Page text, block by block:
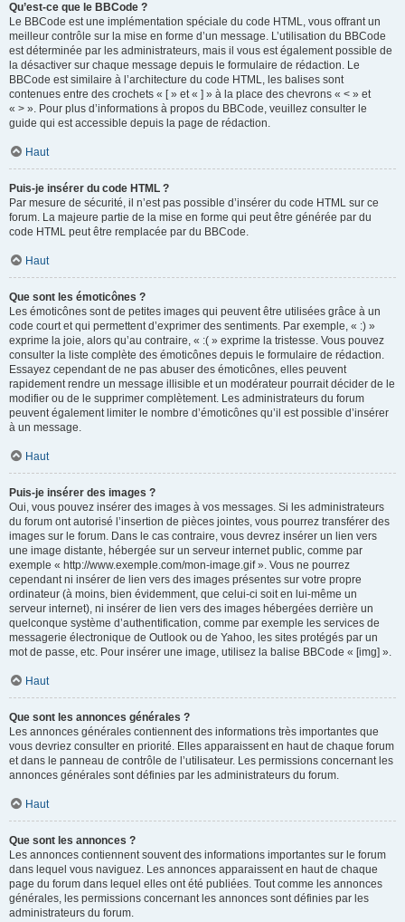
Qu’est-ce que le BBCode ?
Le BBCode est une implémentation spéciale du code HTML, vous offrant un
meilleur contrôle sur la mise en forme d’un message. L’utilisation du BBCode
est déterminée par les administrateurs, mais il vous est également possible de
la désactiver sur chaque message depuis le formulaire de rédaction. Le
BBCode est similaire à l’architecture du code HTML, les balises sont
contenues entre des crochets « [ » et « ] » à la place des chevrons « < » et
« > ». Pour plus d’informations à propos du BBCode, veuillez consulter le
guide qui est accessible depuis la page de rédaction.
Haut
Puis-je insérer du code HTML ?
Par mesure de sécurité, il n’est pas possible d’insérer du code HTML sur ce
forum. La majeure partie de la mise en forme qui peut être générée par du
code HTML peut être remplacée par du BBCode.
Haut
Que sont les émoticônes ?
Les émoticônes sont de petites images qui peuvent être utilisées grâce à un
code court et qui permettent d’exprimer des sentiments. Par exemple, « :) »
exprime la joie, alors qu’au contraire, « :( » exprime la tristesse. Vous pouvez
consulter la liste complète des émoticônes depuis le formulaire de rédaction.
Essayez cependant de ne pas abuser des émoticônes, elles peuvent
rapidement rendre un message illisible et un modérateur pourrait décider de le
modifier ou de le supprimer complètement. Les administrateurs du forum
peuvent également limiter le nombre d’émoticônes qu’il est possible d’insérer
à un message.
Haut
Puis-je insérer des images ?
Oui, vous pouvez insérer des images à vos messages. Si les administrateurs
du forum ont autorisé l’insertion de pièces jointes, vous pourrez transférer des
images sur le forum. Dans le cas contraire, vous devrez insérer un lien vers
une image distante, hébergée sur un serveur internet public, comme par
exemple « http://www.exemple.com/mon-image.gif ». Vous ne pourrez
cependant ni insérer de lien vers des images présentes sur votre propre
ordinateur (à moins, bien évidemment, que celui-ci soit en lui-même un
serveur internet), ni insérer de lien vers des images hébergées derrière un
quelconque système d’authentification, comme par exemple les services de
messagerie électronique de Outlook ou de Yahoo, les sites protégés par un
mot de passe, etc. Pour insérer une image, utilisez la balise BBCode « [img] ».
Haut
Que sont les annonces générales ?
Les annonces générales contiennent des informations très importantes que
vous devriez consulter en priorité. Elles apparaissent en haut de chaque forum
et dans le panneau de contrôle de l’utilisateur. Les permissions concernant les
annonces générales sont définies par les administrateurs du forum.
Haut
Que sont les annonces ?
Les annonces contiennent souvent des informations importantes sur le forum
dans lequel vous naviguez. Les annonces apparaissent en haut de chaque
page du forum dans lequel elles ont été publiées. Tout comme les annonces
générales, les permissions concernant les annonces sont définies par les
administrateurs du forum.